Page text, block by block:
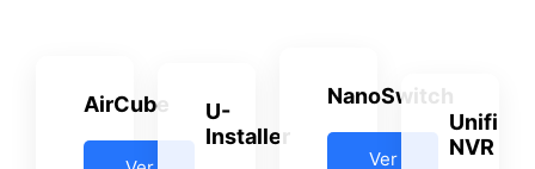
AirCube
U-
Installer
NanoSwitch
Ver
Unifi
NVR